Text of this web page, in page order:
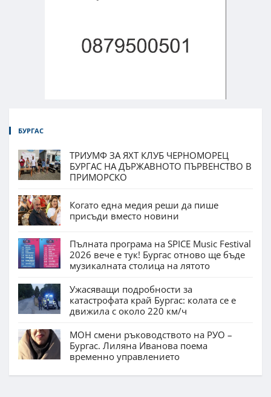
БУРГАС
ТРИУМФ ЗА ЯХТ КЛУБ ЧЕРНОМОРЕЦ
БУРГАС НА ДЪРЖАВНОТО ПЪРВЕНСТВО В
ПРИМОРСКО
Когато една медия реши да пише
присъди вместо новини
Пълната програма на SPICE Music Festival
2026 вече е тук! Бургас отново ще бъде
музикалната столица на лятото
Ужасяващи подробности за
катастрофата край Бургас: колата се е
движила с около 220 км/ч
МОН смени ръководството на РУО –
Бургас. Лиляна Иванова поема
временно управлението